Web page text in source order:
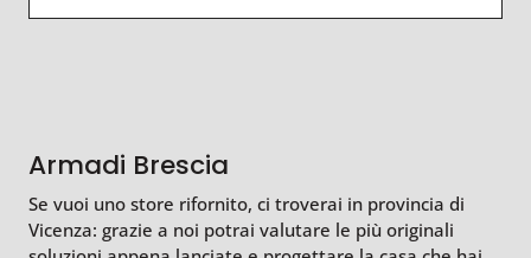
Armadi Brescia
Se vuoi uno store rifornito, ci troverai in provincia di
Vicenza: grazie a noi potrai valutare le più originali